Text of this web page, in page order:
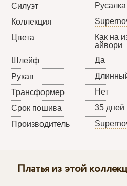
Силуэт
Русалка
Коллекция
Цвета
Как на
айвори
Шлейф
Да
Рукав
Трансформер
Нет
Срок пошива
35 дней
Производитель
Платья из этой